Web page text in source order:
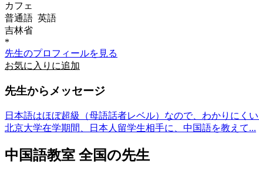
カフェ
普通語 英語
吉林省
*
先生のプロフィールを見る
お気に入りに追加
先生からメッセージ
日本語はほぼ超級（母語話者レベル）なので、わかりにく
北京大学在学期間、日本人留学生相手に、中国語を教えて...
中国語教室 全国の先生